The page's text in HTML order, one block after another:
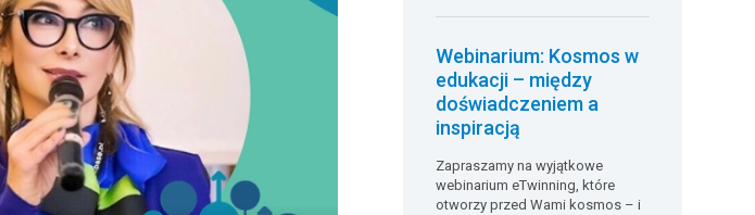
Webinarium: Kosmos w
edukacji – między
doświadczeniem a
inspiracją
Zapraszamy na wyjątkowe
webinarium eTwinning, które
otworzy przed Wami kosmos – i